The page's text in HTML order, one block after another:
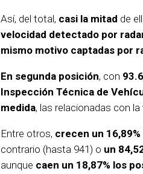
Así, del total, casi la mitad de
velocidad detectado por
mismo motivo captadas por
En segunda posición, con
Inspección Técnica de
medida, las relacionadas con la
Entre otros, crecen un
contrario (hasta 941) o un
aunque caen un 18,87% los